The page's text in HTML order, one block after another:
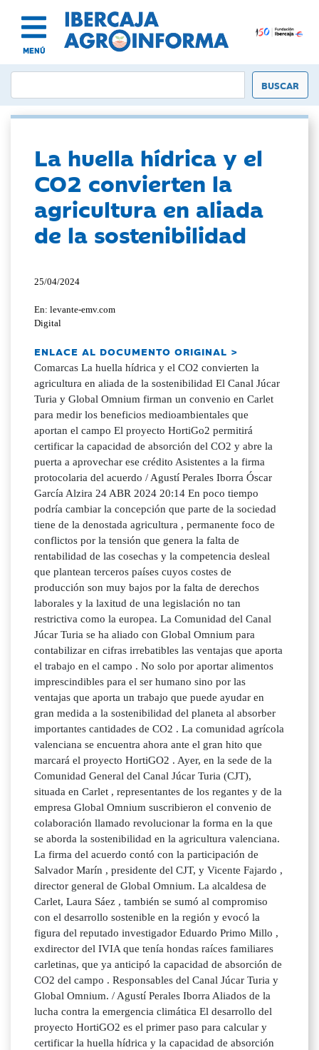
MENÚ
La huella hídrica y el
CO2 convierten la
agricultura en aliada
de la sostenibilidad
25/04/2024
En: levante-emv.com
Digital
ENLACE AL DOCUMENTO ORIGINAL >
Comarcas La huella hídrica y el CO2 convierten la
agricultura en aliada de la sostenibilidad El Canal Júcar
Turia y Global Omnium firman un convenio en Carlet
para medir los beneficios medioambientales que
aportan el campo El proyecto HortiGo2 permitirá
certificar la capacidad de absorción del CO2 y abre la
puerta a aprovechar ese crédito Asistentes a la firma
protocolaria del acuerdo / Agustí Perales Iborra Óscar
García Alzira 24 ABR 2024 20:14 En poco tiempo
podría cambiar la concepción que parte de la sociedad
tiene de la denostada agricultura , permanente foco de
conflictos por la tensión que genera la falta de
rentabilidad de las cosechas y la competencia desleal
que plantean terceros países cuyos costes de
producción son muy bajos por la falta de derechos
laborales y la laxitud de una legislación no tan
restrictiva como la europea. La Comunidad del Canal
Júcar Turia se ha aliado con Global Omnium para
contabilizar en cifras irrebatibles las ventajas que aporta
el trabajo en el campo . No solo por aportar alimentos
imprescindibles para el ser humano sino por las
ventajas que aporta un trabajo que puede ayudar en
gran medida a la sostenibilidad del planeta al absorber
importantes cantidades de CO2 . La comunidad agrícola
valenciana se encuentra ahora ante el gran hito que
marcará el proyecto HortiGO2 . Ayer, en la sede de la
Comunidad General del Canal Júcar Turia (CJT),
situada en Carlet , representantes de los regantes y de la
empresa Global Omnium suscribieron el convenio de
colaboración llamado revolucionar la forma en la que
se aborda la sostenibilidad en la agricultura valenciana.
La firma del acuerdo contó con la participación de
Salvador Marín , presidente del CJT, y Vicente Fajardo ,
director general de Global Omnium. La alcaldesa de
Carlet, Laura Sáez , también se sumó al compromiso
con el desarrollo sostenible en la región y evocó la
figura del reputado investigador Eduardo Primo Millo ,
exdirector del IVIA que tenía hondas raíces familiares
carletinas, que ya anticipó la capacidad de absorción de
CO2 del campo . Responsables del Canal Júcar Turia y
Global Omnium. / Agustí Perales Iborra Aliados de la
lucha contra la emergencia climática El desarrollo del
proyecto HortiGO2 es el primer paso para calcular y
certificar la huella hídrica y la capacidad de absorción